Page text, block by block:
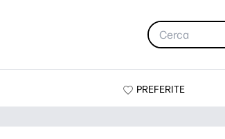
PREFERITE